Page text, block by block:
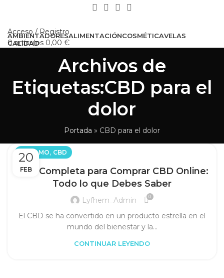
Acceso / Registro
0artículos 0,00 €
Menú
AMBIENTADORESALIMENTACIÓNCOSMÉTICAVELAS
CALIDAD
Archivos de
Etiquetas:CBD para el
dolor
Portada » CBD para el dolor
20
FEB
CÁÑAMO, CBD
Guía Completa para Comprar CBD Online:
Todo lo que Debes Saber
Lyfhem_Admin 0
El CBD se ha convertido en un producto estrella en el
mundo del bienestar y la...
CONTINUAR LEYENDO